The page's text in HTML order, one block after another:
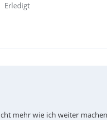
Erledigt
mehr wie ich weiter